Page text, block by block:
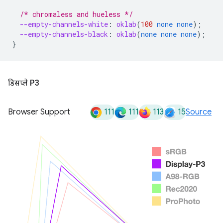
/* chromaless and hueless */
--empty-channels-white : oklab(100 none none);
--empty-channels-black : oklab(none none none);
}
डिसप्ले P3
Browser Support 111 111 113 15Source